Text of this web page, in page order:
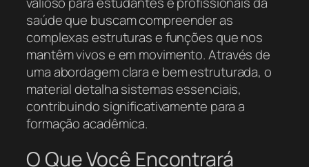
saúde que buscam compreender as
complexas estruturas e funções que nos
mantêm vivos e em movimento. Através de
uma abordagem clara e bem estruturada, o
material detalha sistemas essenciais,
contribuindo significativamente para a
formação acadêmica.
O Que Você Encontrará